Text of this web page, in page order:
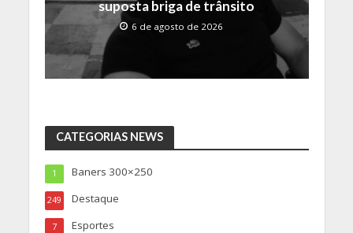
suposta briga de trânsito
6 de agosto de 2026
CATEGORIAS NEWS
Baners 300×250
1
Destaque
249
Esportes
7